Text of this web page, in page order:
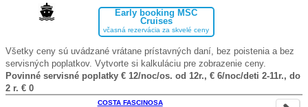
Early booking MSC
Cruises
včasná rezervácia za skvelé ceny
Všetky ceny sú uvádzané vrátane prístavných daní, bez poistenia a bez
servisných poplatkov. Vytvorte si kalkuláciu pre zobrazenie ceny.
Povinné servisné poplatky € 12/noc/os. od 12r., € 6/noc/deti 2-11r., do
2 r. € 0
COSTA FASCINOSA